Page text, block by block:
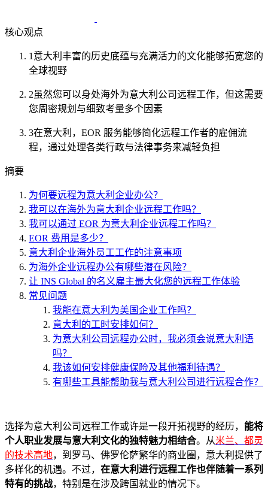
核心观点
1 意大利丰富的历史底蕴与充满活力的文化能够拓宽您的
全球视野
2虽然您可以身处海外为意大利公司远程工作，但这需要
您周密规划与细致考量多个因素
3在意大利，EOR 服务能够简化远程工作者的雇佣流
程，通过处理各类行政与法律事务来减轻负担
摘要
为何要远程为意大利企业办公？
我可以在海外为意大利企业远程工作吗？
我可以通过 EOR 为意大利企业远程工作吗？
EOR 费用是多少？
意大利企业海外员工工作的注意事项
为海外企业远程办公有哪些潜在风险？
让 INS Global 的名义雇主最大化您的远程工作体验
常见问题
我能在意大利为美国企业工作吗？
意大利的工时安排如何？
为意大利公司远程办公时，我必须会说意大利语
吗？
我该如何安排健康保险及其他福利待遇？
有哪些工具能帮助我与意大利公司进行远程合作？
选择为意大利公司远程工作或许是一段开拓视野的经历， 能将
个人职业发展与意大利文化的独特魅力相结合。从米兰、都灵
的技术高地，到罗马、佛罗伦萨繁华的商业圈，意大利提供了
多样化的机遇。不过， 在意大利进行远程工作也伴随着一系列
特有的挑战，特别是在涉及跨国就业的情况下。